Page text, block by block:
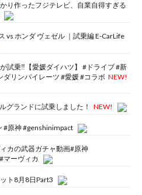
り作ったフジテレビ、自業自得すぎる
vs ホンダ ヴェゼル ｜試乗編 E-CarLife
試乗‼️【愛媛ダイハツ】 #ドライブ #新
ダリンパイレーツ #愛媛 #コラボ NEW!
グランドに試乗しました！ NEW!
#原神 #genshinimpact
カの武器ガチャ動画#原神
マーヴィカ
ト8月8日Part3